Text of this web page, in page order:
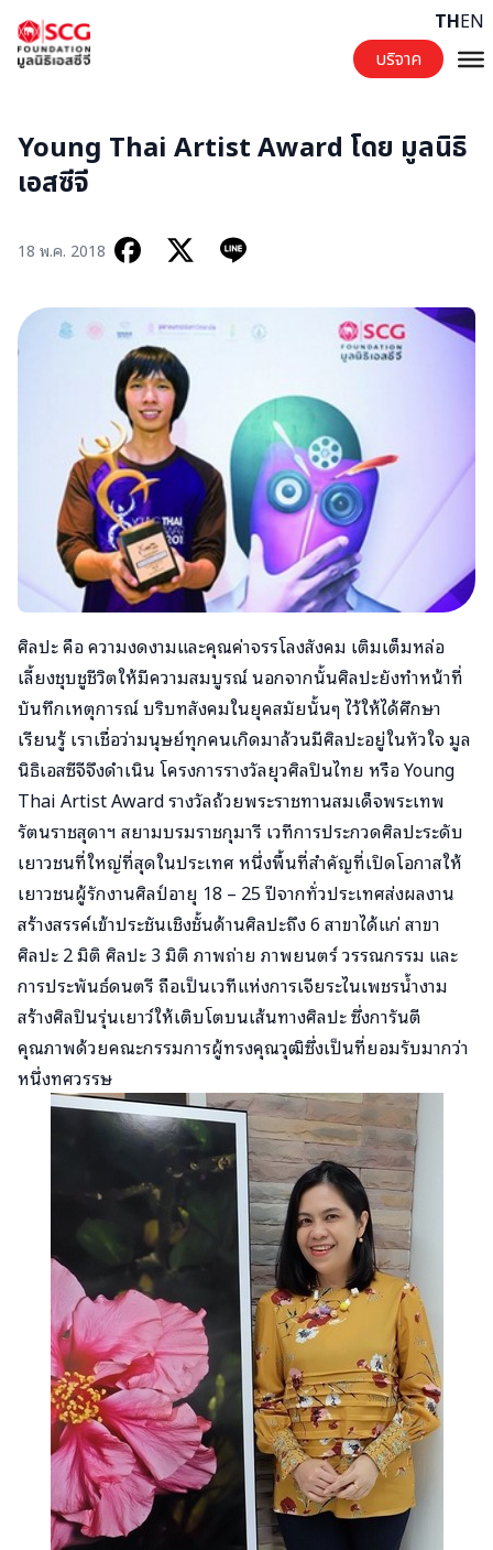
บริจาค
THEN
Young Thai Artist Award โดย มูลนิธิ
เอสซีจี
18 พ.ค. 2018
ศิลปะ คือ ความงดงามและคุณค่าจรรโลงสังคม เติมเต็มหล่อ
เลี้ยงชุบชูชีวิตให้มีความสมบูรณ์ นอกจากนั้นศิลปะยังทำหน้าที่
บันทึกเหตุการณ์ บริบทสังคมในยุคสมัยนั้นๆ ไว้ให้ได้ศึกษา
เรียนรู้ เราเชื่อว่ามนุษย์ทุกคนเกิดมาล้วนมีศิลปะอยู่ในหัวใจ มูล
นิธิเอสซีจีจึงดำเนิน โครงการรางวัลยุวศิลปินไทย หรือ Young
Thai Artist Award รางวัลถ้วยพระราชทานสมเด็จพระเทพ
รัตนราชสุดาฯ สยามบรมราชกุมารี เวทีการประกวดศิลปะระดับ
เยาวชนที่ใหญ่ที่สุดในประเทศ หนึ่งพื้นที่สำคัญที่เปิดโอกาสให้
เยาวชนผู้รักงานศิลป์อายุ 18 – 25 ปีจากทั่วประเทศส่งผลงาน
สร้างสรรค์เข้าประชันเชิงชั้นด้านศิลปะถึง 6 สาขาได้แก่ สาขา
ศิลปะ 2 มิติ ศิลปะ 3 มิติ ภาพถ่าย ภาพยนตร์ วรรณกรรม และ
การประพันธ์ดนตรี ถือเป็นเวทีแห่งการเจียระไนเพชรน้ำงาม
สร้างศิลปินรุ่นเยาว์ให้เติบโตบนเส้นทางศิลปะ ซึ่งการันตี
คุณภาพด้วยคณะกรรมการผู้ทรงคุณวุฒิซึ่งเป็นที่ยอมรับมากว่า
หนึ่งทศวรรษ